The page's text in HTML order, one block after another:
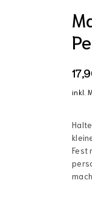
Fest
inkl.